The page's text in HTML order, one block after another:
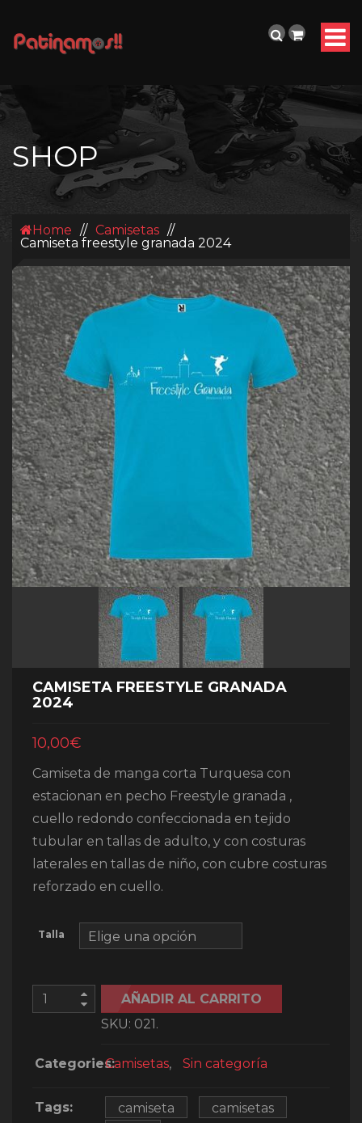
SHOP
Home // Camisetas //
Camiseta freestyle granada 2024
CAMISETA FREESTYLE GRANADA
2024
10,00€
Camiseta de manga corta Turquesa con
estacionan en pecho Freestyle granada ,
cuello redondo confeccionada en tejido
tubular en tallas de adulto, y con costuras
laterales en tallas de niño, con cubre costuras
reforzado en cuello.
Talla
AÑADIR AL CARRITO
SKU: 021 .
Categories:Camisetas, Sin categoría
Tags: camiseta
camisetas